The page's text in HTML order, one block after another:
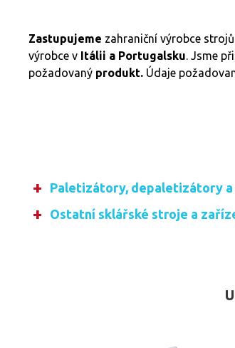
Zastupujeme zahraniční výrobce
výrobce v Itálii a Portugalsku. Jsme
požadovaný produkt.Údaje
Paletizátory, depaletizátory a
Ostatní sklářské stroje a